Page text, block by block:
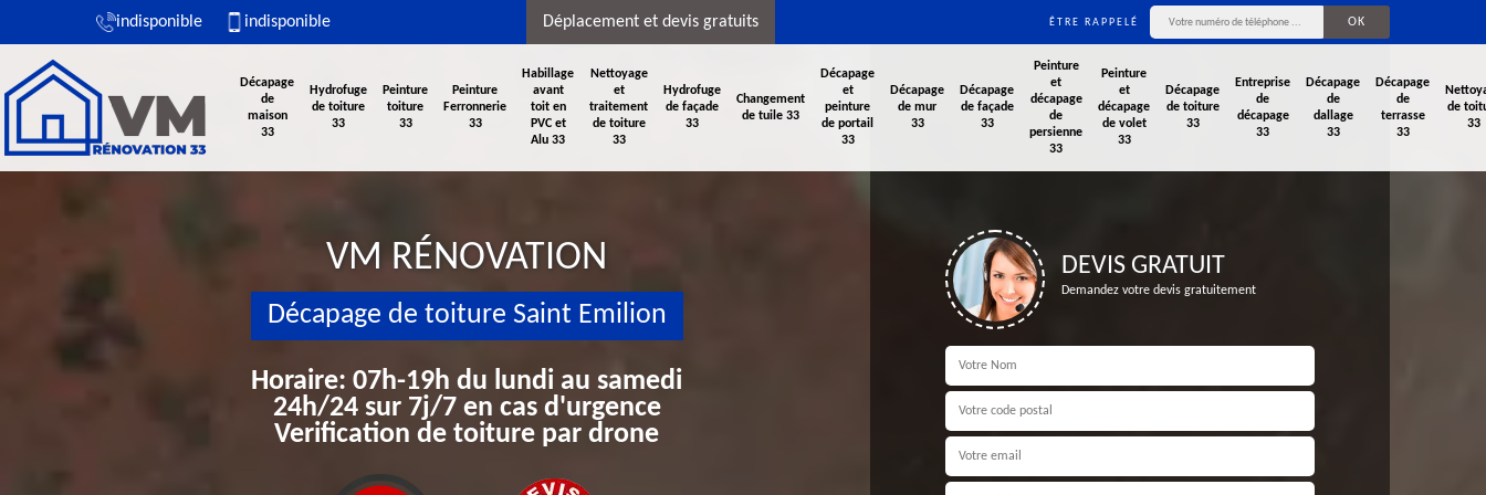
indisponible indisponible Déplacement et devis gratuits ÊTRE RAPPELÉ
Décapage
de
maison
33
Hydrofuge
de toiture
33
Peinture
toiture
33
Peinture
Ferronnerie
33
Habillage
avant
toit en
PVC et
Alu 33
Nettoyage
et
traitement
de toiture
33
Hydrofuge
de façade
33
Changement
de tuile 33
Décapage
et
peinture
de portail
33
Décapage
de mur
33
Décapage
de façade
33
Peinture
et
décapage
de
persienne
33
Peinture
et
décapage
de volet
33
Décapage
de toiture
33
Entreprise
de
décapage
33
Décapage
de
dallage
33
Décapage
de
terrasse
33
de
33
VM RÉNOVATION
Décapage de toiture Saint Emilion
Horaire: 07h-19h du lundi au samedi
24h/24 sur 7j/7 en cas d'urgence
Verification de toiture par drone
DEVIS GRATUIT
Demandez votre devis gratuitement